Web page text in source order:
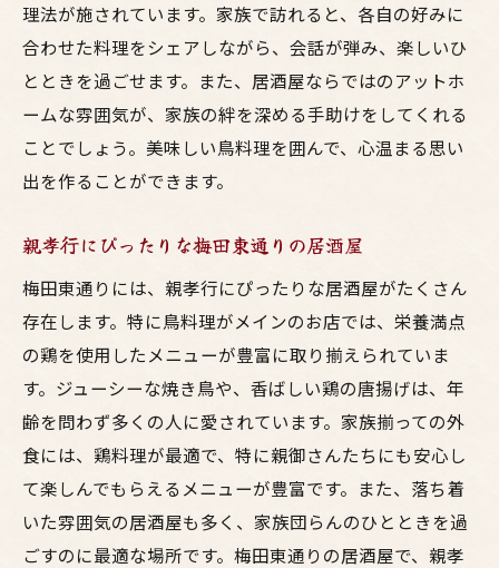
理法が施されています。家族で訪れると、各自の好みに
合わせた料理をシェアしながら、会話が弾み、楽しいひ
とときを過ごせます。また、居酒屋ならではのアットホ
ームな雰囲気が、家族の絆を深める手助けをしてくれる
ことでしょう。美味しい鳥料理を囲んで、心温まる思い
出を作ることができます。
親孝行にぴったりな梅田東通りの居酒屋
梅田東通りには、親孝行にぴったりな居酒屋がたくさん
存在します。特に鳥料理がメインのお店では、栄養満点
の鶏を使用したメニューが豊富に取り揃えられていま
す。ジューシーな焼き鳥や、香ばしい鶏の唐揚げは、年
齢を問わず多くの人に愛されています。家族揃っての外
食には、鶏料理が最適で、特に親御さんたちにも安心し
て楽しんでもらえるメニューが豊富です。また、落ち着
いた雰囲気の居酒屋も多く、家族団らんのひとときを過
ごすのに最適な場所です。梅田東通りの居酒屋で、親孝